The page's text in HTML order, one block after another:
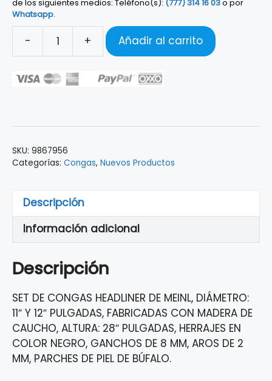
de los siguientes medios: Teléfono(s): (777) 314 16 03o por
Whatsapp.
-
JGO.
MEINL
cantidad
+ Añadir al carrito
SKU: 9867956
Categorías: Congas, Nuevos Productos
Descripción
Información adicional
Descripción
SET DE CONGAS HEADLINER DE MEINL, DIÁMETRO:
11″ Y 12″ PULGADAS, FABRICADAS CON MADERA DE
CAUCHO, ALTURA: 28″ PULGADAS, HERRAJES EN
COLOR NEGRO, GANCHOS DE 8 MM, AROS DE 2
MM, PARCHES DE PIEL DE BÚFALO.